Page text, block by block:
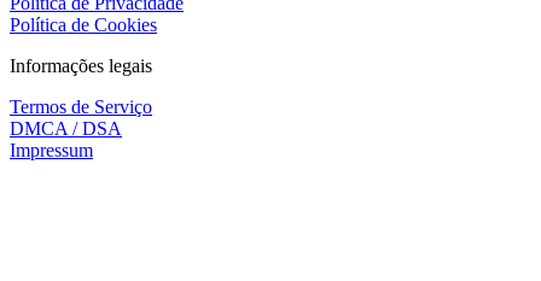
Política de Cookies
Informações legais
Termos de Serviço
DMCA / DSA
Impressum